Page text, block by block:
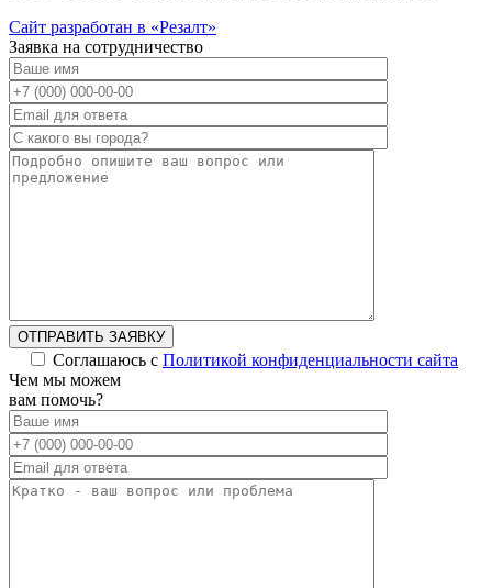
Сайт разработан в «Резалт»
Заявка на сотрудничество
ОТПРАВИТЬ ЗАЯВКУ
Соглашаюсь с Политикой конфиденциальности сайта
Чем мы можем
вам помочь?